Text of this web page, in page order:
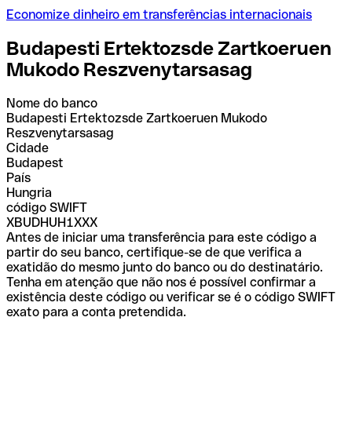
Economize dinheiro em transferências internacionais
Budapesti Ertektozsde Zartkoeruen
Mukodo Reszvenytarsasag
Nome do banco
Budapesti Ertektozsde Zartkoeruen Mukodo
Reszvenytarsasag
Cidade
Budapest
País
Hungria
código SWIFT
XBUDHUH1XXX
Antes de iniciar uma transferência para este código a
partir do seu banco, certifique-se de que verifica a
exatidão do mesmo junto do banco ou do destinatário.
Tenha em atenção que não nos é possível confirmar a
existência deste código ou verificar se é o código SWIFT
exato para a conta pretendida.